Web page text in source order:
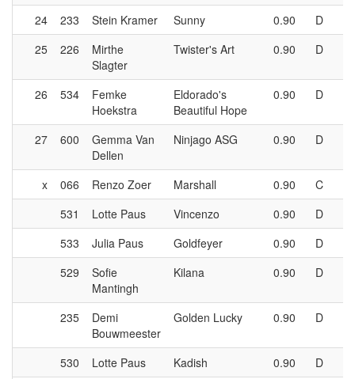
24 233 Stein Kramer Sunny 0.90
D
25
226
Mirthe
Slagter
Twister's Art 0.90 D
26 534
Femke
Hoekstra
Eldorado's
Beautiful Hope
0.90 D
27 600
Gemma Van
Dellen
Ninjago ASG 0.90 D
x 066 Renzo Zoer Marshall 0.90 C
531
Lotte Paus Vincenzo 0.90
D
533
Julia Paus Goldfeyer 0.90
D
529
Sofie
Mantingh
Kilana 0.90 D
235
Demi
Bouwmeester
Golden Lucky 0.90 D
530 Lotte Paus Kadish 0.90 D